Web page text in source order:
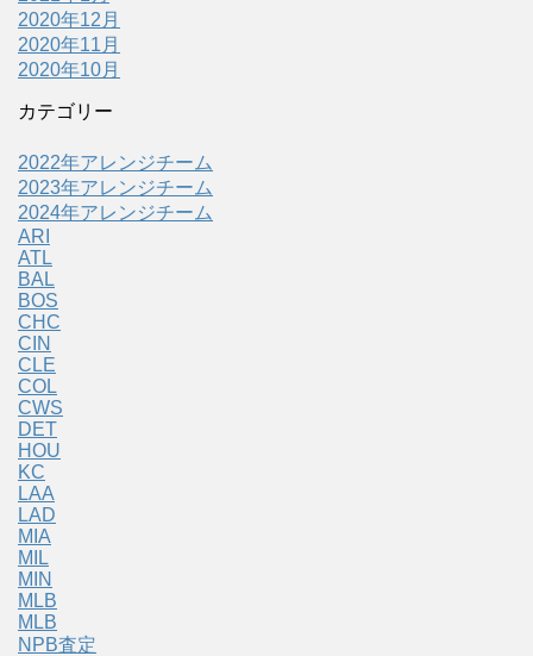
2020年12月
2020年11月
2020年10月
カテゴリー
2022年アレンジチーム
2023年アレンジチーム
2024年アレンジチーム
ARI
ATL
BAL
BOS
CHC
CIN
CLE
COL
CWS
DET
HOU
KC
LAA
LAD
MIA
MIL
MIN
MLB
MLB
NPB査定